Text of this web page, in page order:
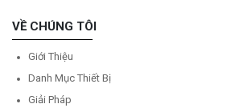
VỀ CHÚNG TÔI
Giới Thiệu
Danh Mục Thiết Bị
Giải Pháp